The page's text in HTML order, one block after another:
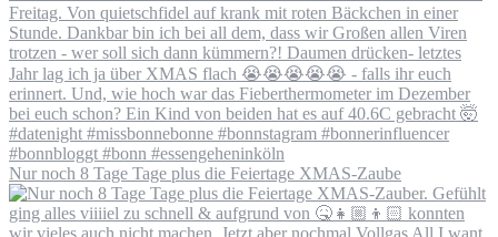
Nur noch 8 Tage Tage plus die Feiertage XMAS-Zaube